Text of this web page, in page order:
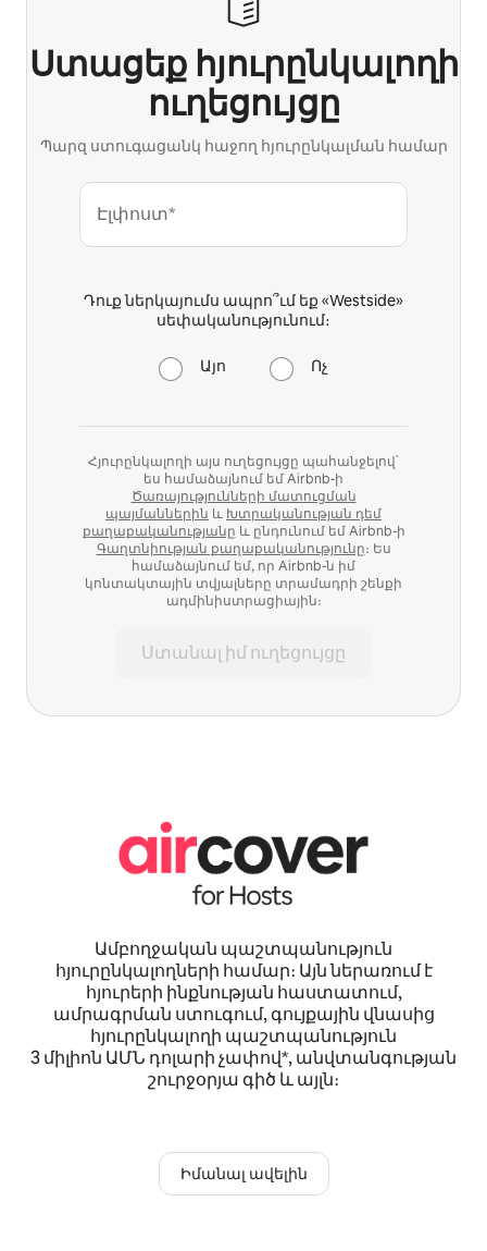
Ստացեք հյուրընկալողի
ուղեցույցը
Պարզ ստուգացանկ հաջող հյուրընկալման համար
Էլփոստ*
Դուք ներկայումս ապրո՞ւմ եք «Westside»
սեփականությունում։
Այո Ոչ
Հյուրընկալողի այս ուղեցույցը պահանջելով՝
ես համաձայնում եմ Airbnb-ի
Ծառայությունների մատուցման
պայմաններին և Խտրականության դեմ
քաղաքականությանը և ընդունում եմ Airbnb-ի
Գաղտնիության քաղաքականությունը։ Ես
համաձայնում եմ, որ Airbnb-ն իմ
կոնտակտային տվյալները տրամադրի շենքի
ադմինիստրացիային։
Ստանալ իմ ուղեցույցը
Ամբողջական պաշտպանություն
հյուրընկալողների համար։ Այն ներառում է
հյուրերի ինքնության հաստատում,
ամրագրման ստուգում, գույքային վնասից
հյուրընկալողի պաշտպանություն
3 միլիոն ԱՄՆ դոլարի չափով*, անվտանգության
շուրջօրյա գիծ և այլն։
Իմանալ ավելին